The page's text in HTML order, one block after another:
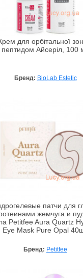
для орбітальної
пептидом Айсеріл, 100
Бренд: BioLab Estetic
патчи для
жемчуга и
Petitfee Aura Quartz
Eye Mask Pure Opal
Бренд: Petitfee